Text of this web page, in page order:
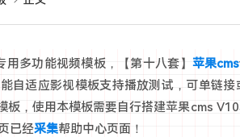
用多功能视频模板，【第十八套】 苹果cms
自适应影视模板支持播放测试，可单链
板，使用本模板需要自行搭建苹果cms
已经采集帮助中心页面！